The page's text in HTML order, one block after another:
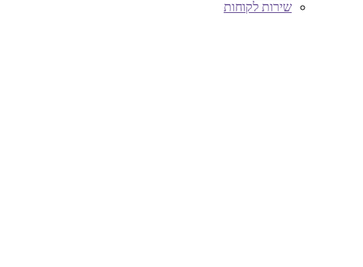
שירות לקוחות